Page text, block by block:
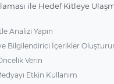
ile Hedef Kitleye
Analizi Yapın
Bilgilendirici İçerikler
Verin
Etkin Kullanım